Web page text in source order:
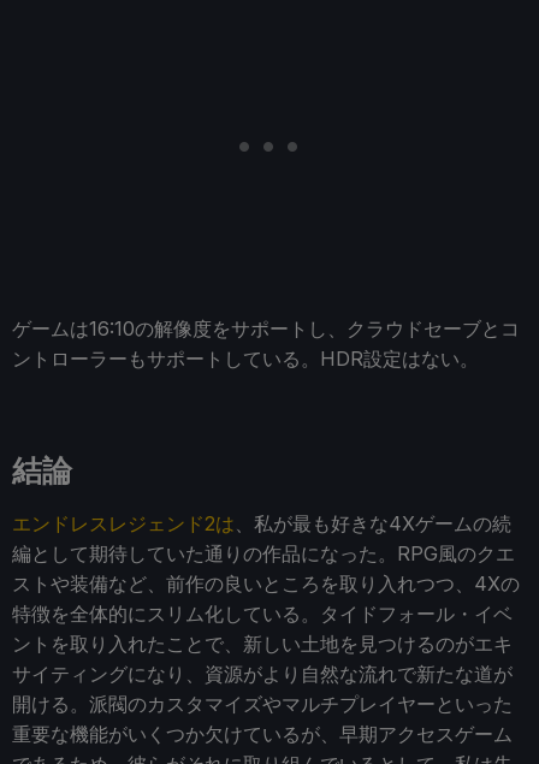
ゲームは16:10の解像度をサポートし、クラウドセーブとコ
ントローラーもサポートしている。HDR設定はない。
結論
エンドレスレジェンド2は 、私が最も好きな4Xゲームの続
編として期待していた通りの作品になった。RPG風のクエ
ストや装備など、前作の良いところを取り入れつつ、4Xの
特徴を全体的にスリム化している。タイドフォール・イベ
ントを取り入れたことで、新しい土地を見つけるのがエキ
サイティングになり、資源がより自然な流れで新たな道が
開ける。派閥のカスタマイズやマルチプレイヤーといった
重要な機能がいくつか欠けているが、早期アクセスゲーム